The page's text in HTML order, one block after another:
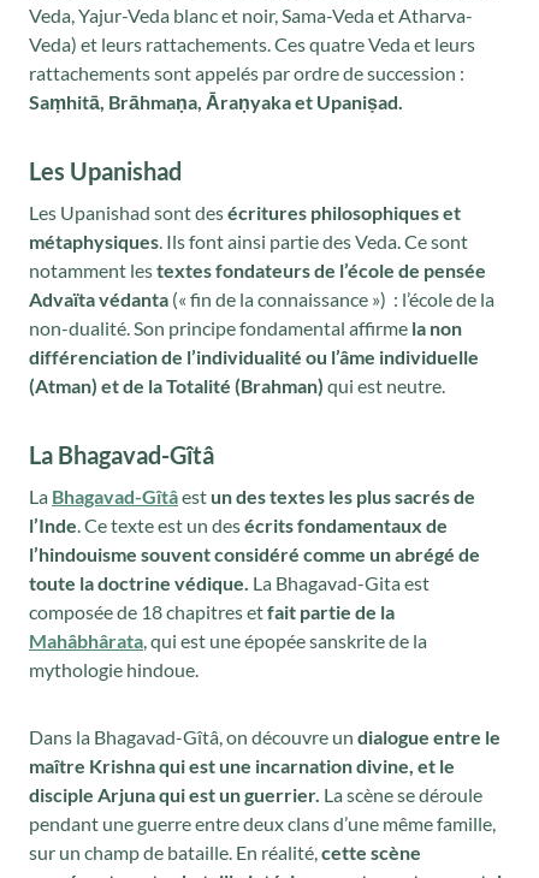
Veda, Yajur-Veda blanc et noir, Sama-Veda et Atharva-
Veda) et leurs rattachements. Ces quatre Veda et leurs
rattachements sont appelés par ordre de succession :
Saṃhitā, Brāhmaṇa, Āraṇyaka et Upaniṣad.
Les Upanishad
Les Upanishad sont desécritures philosophiques et
métaphysiques. Ils font ainsi partie des Veda. Ce sont
notamment lestextes fondateurs de l’école de pensée
Advaïta védanta (« fin de la connaissance ») : l’école de la
non-dualité. Son principe fondamental affirme la non
différenciation de l’individualité ou l’âme individuelle
(Atman) et de la Totalité (Brahman) qui est neutre.
La Bhagavad-Gîtâ
La Bhagavad-Gîtâest un des textes les plus sacrés de
l’Inde. Ce texte est un desécrits fondamentaux de
l’hindouisme souvent considéré comme un abrégé de
toute la doctrine védique. La Bhagavad-Gita est
composée de 18 chapitres etfait partie de la
Mahâbhârata, qui est une épopée sanskrite de la
mythologie hindoue.
Dans la Bhagavad-Gîtâ, on découvre un dialogue entre le
maître Krishna qui est une incarnation divine, et le
disciple Arjuna qui est un guerrier. La scène se déroule
pendant une guerre entre deux clans d’une même famille,
sur un champ de bataille. En réalité,cette scène